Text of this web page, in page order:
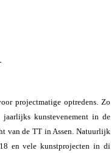
projectmatige optredens. Zo
kunstevenement in de
van de TT in Assen. Natuurlijk
en vele kunstprojecten in di